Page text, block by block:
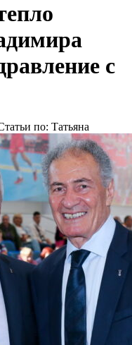
с
по: Татьяна